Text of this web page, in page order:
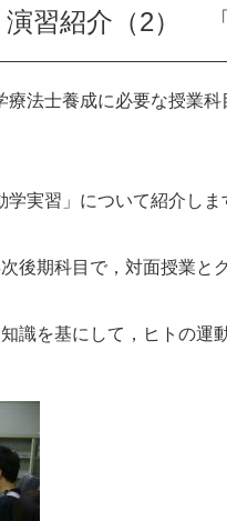
習紹介（2） 「
法士養成に必要な授業
実習」について紹介しま
後期科目で，対面授業と
識を基にして，ヒトの運